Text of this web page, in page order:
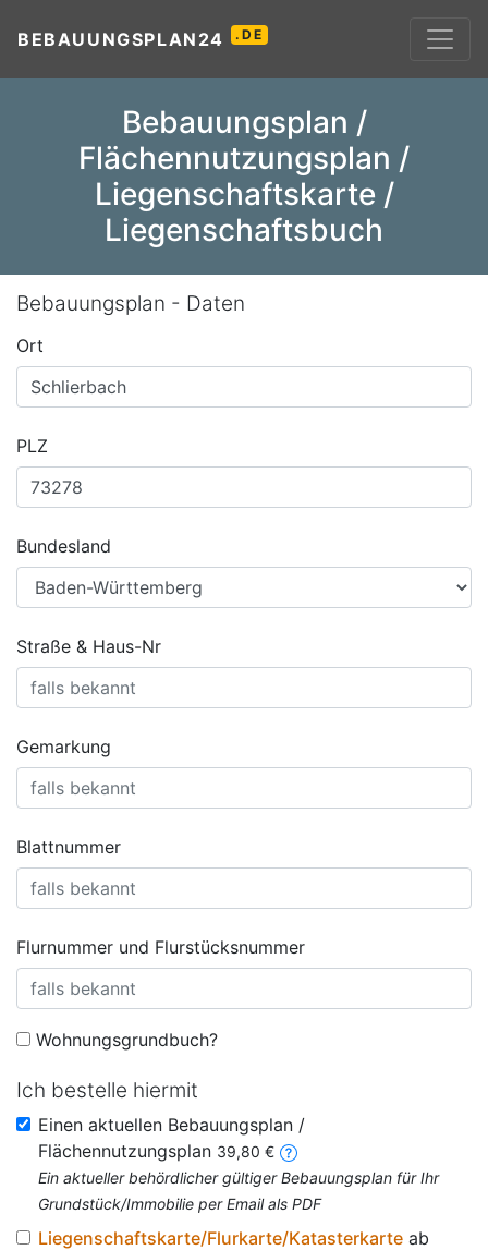
BEBAUUNGSPLAN24 .DE
Bebauungsplan /
Flächennutzungsplan /
Liegenschaftskarte /
Liegenschaftsbuch
Bebauungsplan - Daten
Ort
PLZ
Bundesland
Straße & Haus-Nr
Gemarkung
Blattnummer
Flurnummer und Flurstücksnummer
Wohnungsgrundbuch?
Ich bestelle hiermit
Einen aktuellen Bebauungsplan /
Flächennutzungsplan 39,80 €
Ein aktueller behördlicher gültiger Bebauungsplan für Ihr
Grundstück/Immobilie per Email als PDF
Liegenschaftskarte/Flurkarte/Katasterkarte ab